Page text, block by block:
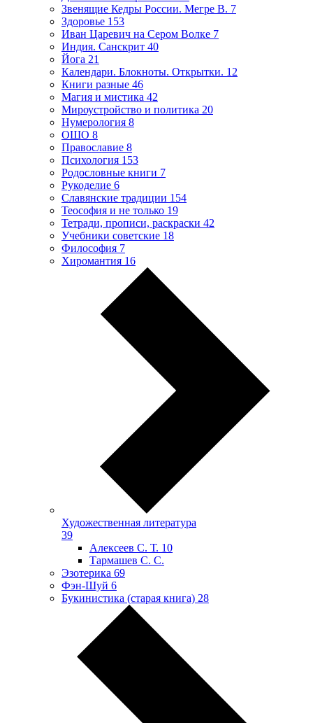
Звенящие Кедры России. Мегре В. 7
Здоровье 153
Иван Царевич на Сером Волке 7
Индия. Санскрит 40
Йога 21
Календари. Блокноты. Открытки. 12
Книги разные 46
Магия и мистика 42
Мироустройство и политика 20
Нумерология 8
ОШО 8
Православие 8
Психология 153
Родословные книги 7
Рукоделие 6
Славянские традиции 154
Теософия и не только 19
Тетради, прописи, раскраски 42
Учебники советские 18
Философия 7
Хиромантия 16
Художественная литература
39
Алексеев С. Т. 10
Тармашев С. С.
Эзотерика 69
Фэн-Шуй 6
Букинистика (старая книга) 28